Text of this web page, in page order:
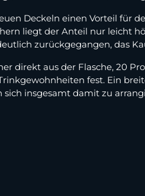
Deckeln einen Vorteil für
liegt der Anteil nur leicht
zurückgegangen, das
direkt aus der Flasche, 20
fest. Ein
insgesamt damit zu